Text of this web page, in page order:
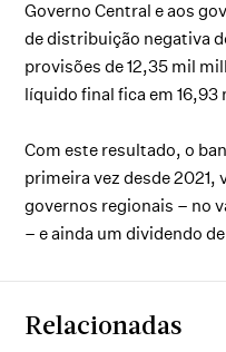
Governo Central e aos
de distribuição negativa
provisões de 12,35 mil
líquido final fica em
Com este resultado, o
primeira vez desde 2021,
governos regionais – no
– e ainda um dividendo
Relacionadas